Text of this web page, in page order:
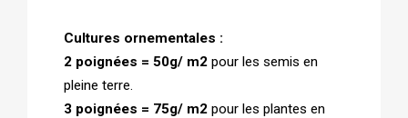
Cultures ornementales :
2 poignées = 50g/ m2 pour les semis en
pleine terre.
3 poignées = 75g/ m2 pour les plantes en